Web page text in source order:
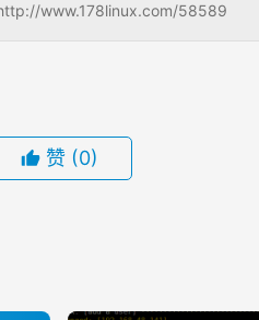
www.178linux.com/58589
赞 (0)